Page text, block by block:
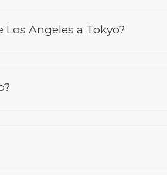
Angeles a Tokyo?